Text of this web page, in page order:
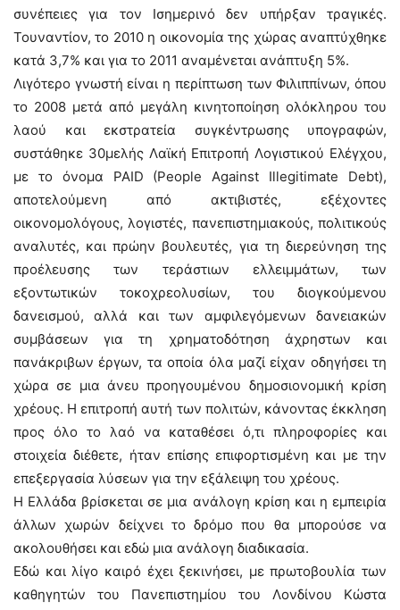
συνέπειες για τον Ισημερινό δεν υπήρξαν τραγικές.
Τουναντίον, το 2010 η οικονομία της χώρας αναπτύχθηκε
κατά 3,7% και για το 2011 αναμένεται ανάπτυξη 5%.
Λιγότερο γνωστή είναι η περίπτωση των Φιλιππίνων, όπου
το 2008 μετά από μεγάλη κινητοποίηση ολόκληρου του
λαού και εκστρατεία συγκέντρωσης υπογραφών,
συστάθηκε 30μελής Λαϊκή Επιτροπή Λογιστικού Ελέγχου,
με το όνομα PAID (People Αgainst Illegitimate Debt),
αποτελούμενη από ακτιβιστές, εξέχοντες
οικονομολόγους, λογιστές, πανεπιστημιακούς, πολιτικούς
αναλυτές, και πρώην βουλευτές, για τη διερεύνηση της
προέλευσης των τεράστιων ελλειμμάτων, των
εξοντωτικών τοκοχρεολυσίων, του διογκούμενου
δανεισμού, αλλά και των αμφιλεγόμενων δανειακών
συμβάσεων για τη χρηματοδότηση άχρηστων και
πανάκριβων έργων, τα οποία όλα μαζί είχαν οδηγήσει τη
χώρα σε μια άνευ προηγουμένου δημοσιονομική κρίση
χρέους. Η επιτροπή αυτή των πολιτών, κάνοντας έκκληση
προς όλο το λαό να καταθέσει ό,τι πληροφορίες και
στοιχεία διέθετε, ήταν επίσης επιφορτισμένη και με την
επεξεργασία λύσεων για την εξάλειψη του χρέους.
Η Ελλάδα βρίσκεται σε μια ανάλογη κρίση και η εμπειρία
άλλων χωρών δείχνει το δρόμο που θα μπορούσε να
ακολουθήσει και εδώ μια ανάλογη διαδικασία.
Εδώ και λίγο καιρό έχει ξεκινήσει, με πρωτοβουλία των
καθηγητών του Πανεπιστημίου του Λονδίνου Κώστα